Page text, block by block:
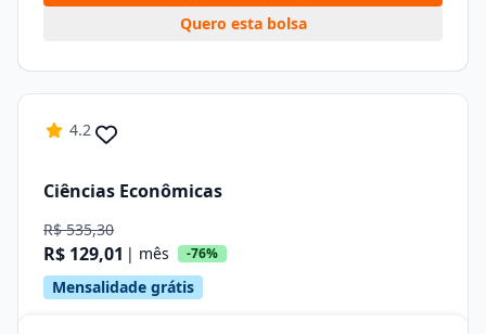
Quero esta bolsa
4.2
Ciências Econômicas
R$ 535,30
R$ 129,01 | mês -76%
Mensalidade grátis